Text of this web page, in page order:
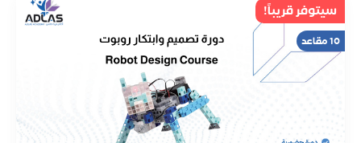
سيتوفر قريباً!
10 مقاعد